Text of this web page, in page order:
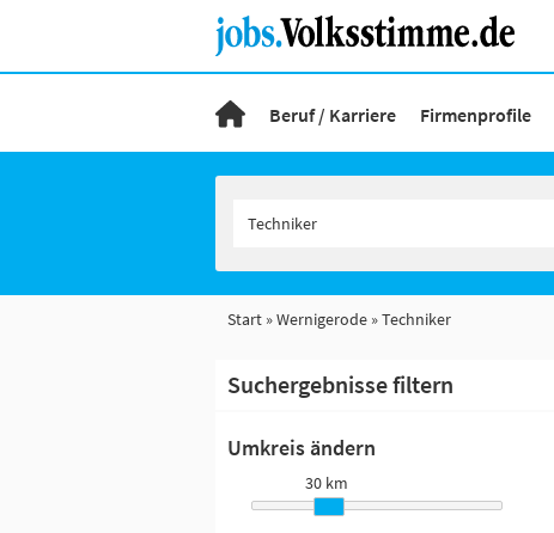
Beruf / Karriere Firmenprofile
Start Wernigerode Techniker
Suchergebnisse filtern
Umkreis ändern
30 km